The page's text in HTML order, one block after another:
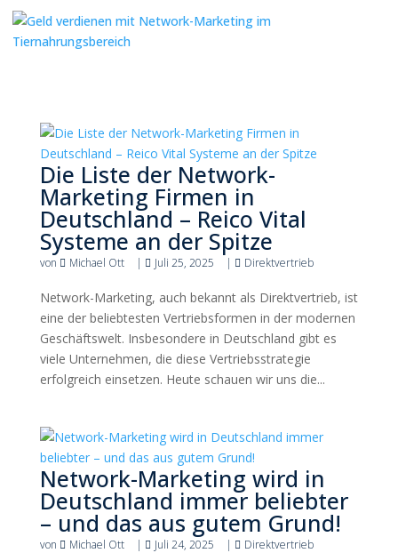
Die Liste der Network-
Marketing Firmen in
Deutschland – Reico Vital
Systeme an der Spitze
von Michael Ott | Juli 25, 2025 | Direktvertrieb
Network-Marketing, auch bekannt als Direktvertrieb, ist
eine der beliebtesten Vertriebsformen in der modernen
Geschäftswelt. Insbesondere in Deutschland gibt es
viele Unternehmen, die diese Vertriebsstrategie
erfolgreich einsetzen. Heute schauen wir uns die...
Network-Marketing wird in
Deutschland immer beliebter
– und das aus gutem Grund!
von Michael Ott | Juli 24, 2025 | Direktvertrieb